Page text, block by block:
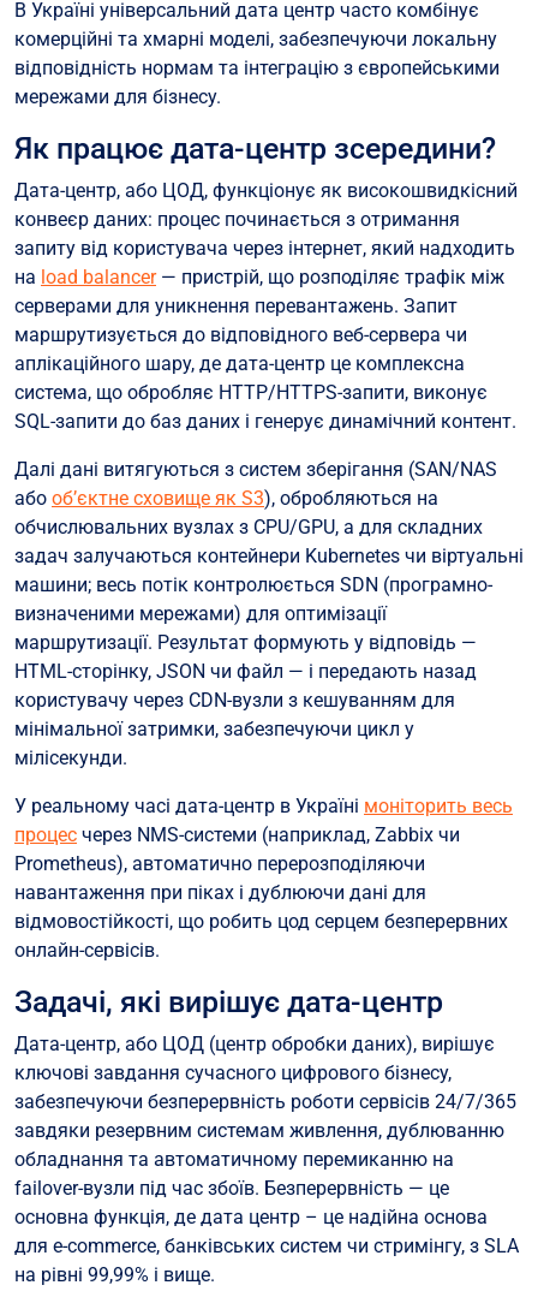
В Україні універсальний дата центр часто комбінує
комерційні та хмарні моделі, забезпечуючи локальну
відповідність нормам та інтеграцію з європейськими
мережами для бізнесу.
Як працює дата-центр зсередини?
Дата-центр, або ЦОД, функціонує як високошвидкісний
конвеєр даних: процес починається з отримання
запиту від користувача через інтернет, який надходить
на load balancer— пристрій, що розподіляє трафік між
серверами для уникнення перевантажень. Запит
маршрутизується до відповідного веб-сервера чи
аплікаційного шару, де дата-центр це комплексна
система, що обробляє HTTP/HTTPS-запити, виконує
SQL-запити до баз даних і генерує динамічний контент.
Далі дані витягуються з систем зберігання (SAN/NAS
або об’єктне сховище як S3), обробляються на
обчислювальних вузлах з CPU/GPU, а для складних
задач залучаються контейнери Kubernetes чи віртуальні
машини; весь потік контролюється SDN (програмно-
визначеними мережами) для оптимізації
маршрутизації. Результат формують у відповідь —
HTML-сторінку, JSON чи файл — і передають назад
користувачу через CDN-вузли з кешуванням для
мінімальної затримки, забезпечуючи цикл у
мілісекунди.
У реальному часі дата-центр в Україні моніторить весь
процес через NMS-системи (наприклад, Zabbix чи
Prometheus), автоматично перерозподіляючи
навантаження при піках і дублюючи дані для
відмовостійкості, що робить цод серцем безперервних
онлайн-сервісів.
Задачі, які вирішує дата-центр
Дата-центр, або ЦОД (центр обробки даних), вирішує
ключові завдання сучасного цифрового бізнесу,
забезпечуючи безперервність роботи сервісів 24/7/365
завдяки резервним системам живлення, дублюванню
обладнання та автоматичному перемиканню на
failover-вузли під час збоїв. Безперервність — це
основна функція, де дата центр – це надійна основа
для e-commerce, банківських систем чи стримінгу, з SLA
на рівні 99,99% і вище.